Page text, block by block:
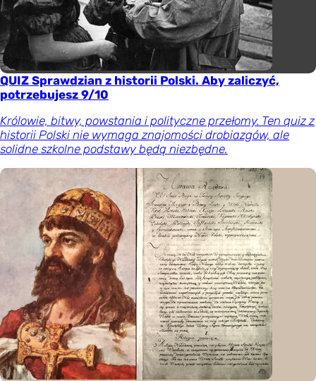
QUIZ Sprawdzian z historii Polski. Aby zaliczyć,
potrzebujesz 9/10
Królowie, bitwy, powstania i polityczne przełomy. Ten quiz z
historii Polski nie wymaga znajomości drobiazgów, ale
solidne szkolne podstawy będą niezbędne.